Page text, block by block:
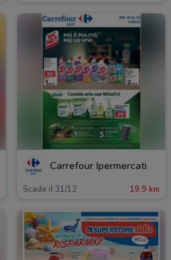
Carrefour Ipermercati
Scade il 31/12 19.9 km